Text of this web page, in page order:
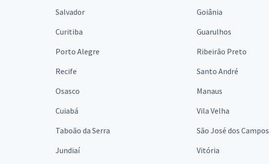
Salvador
Goiânia
Curitiba
Guarulhos
Porto Alegre
Ribeirão Preto
Recife
Santo André
Osasco
Manaus
Cuiabá
Vila Velha
Taboão da Serra
São José dos Campos
Jundiaí
Vitória